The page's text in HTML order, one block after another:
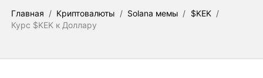
Главная / Криптовалюты / Solana мемы / $KEK /
Курс $KEK к Доллару